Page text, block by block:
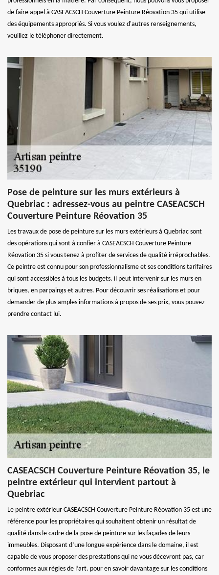
de faire appel à CASEACSCH Couverture Peinture Réovation 35 qui utilise
des équipements appropriés. Si vous voulez d'autres renseignements,
veuillez le téléphoner directement.
Pose de peinture sur les murs extérieurs à
Quebriac : adressez-vous au peintre CASEACSCH
Couverture Peinture Réovation 35
Les travaux de pose de peinture sur les murs extérieurs à Quebriac sont
des opérations qui sont à confier à CASEACSCH Couverture Peinture
Réovation 35 si vous tenez à profiter de services de qualité irréprochables.
Ce peintre est connu pour son professionnalisme et ses conditions tarifaires
qui sont accessibles à tous les budgets. il peut intervenir sur les murs en
briques, en parpaings et autres. Pour découvrir ses réalisations et pour
demander de plus amples informations à propos de ses prix, vous pouvez
prendre contact lui.
CASEACSCH Couverture Peinture Réovation 35, le
peintre extérieur qui intervient partout à
Quebriac
Le peintre extérieur CASEACSCH Couverture Peinture Réovation 35 est une
référence pour les propriétaires qui souhaitent obtenir un résultat de
qualité dans le cadre de la pose de peinture sur les façades de leurs
immeubles. Disposant d’une longue expérience dans le domaine, il est
capable de vous proposer des prestations qui ne vous décevront pas, car
conformes aux règles de l’art. pour en savoir davantage sur les conditions